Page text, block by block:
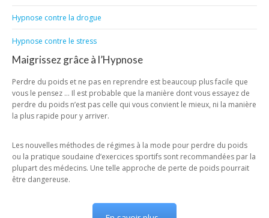
Hypnose contre la drogue
Hypnose contre le stress
Maigrissez grâce à l’Hypnose
Perdre du poids et ne pas en reprendre est beaucoup plus facile que
vous le pensez … Il est probable que la manière dont vous essayez de
perdre du poids n’est pas celle qui vous convient le mieux, ni la manière
la plus rapide pour y arriver.
Les nouvelles méthodes de régimes à la mode pour perdre du poids
ou la pratique soudaine d’exercices sportifs sont recommandées par la
plupart des médecins. Une telle approche de perte de poids pourrait
être dangereuse.